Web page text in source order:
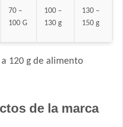
70 –
100 G
100 –
130 g
130 –
150 g
120 g de alimento
de la marca